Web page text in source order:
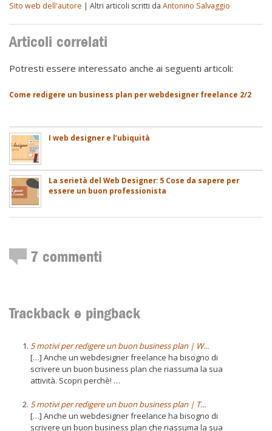
Sito web dell'autore | Altri articoli scritti da Antonino Salvaggio
Articoli correlati
Potresti essere interessato anche ai seguenti articoli:
Come redigere un business plan per webdesigner freelance 2/2
I web designer e l’ubiquità
La serietà del Web Designer: 5 Cose da sapere per
essere un buon professionista
7 commenti
Trackback e pingback
5 motivi per redigere un buon business plan | W...
[…] Anche un webdesigner freelance ha bisogno di
scrivere un buon business plan che riassuma la sua
attività. Scopri perchè! …
5 motivi per redigere un buon business plan | T...
[…] Anche un webdesigner freelance ha bisogno di
scrivere un buon business plan che riassuma la sua